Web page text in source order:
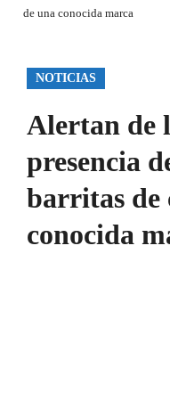
de una conocida marca
NOTICIAS
Alertan de
presencia
barritas de
conocida